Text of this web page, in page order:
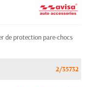
de protection pare-chocs
2/35732